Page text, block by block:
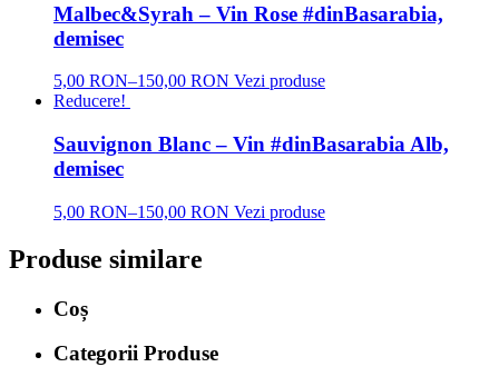
Malbec&Syrah – Vin Rose #dinBasarabia,
demisec
5,00 RON–150,00 RON Vezi produse
Reducere!
Sauvignon Blanc – Vin #dinBasarabia Alb,
demisec
5,00 RON–150,00 RON Vezi produse
Produse similare
Coș
Categorii Produse